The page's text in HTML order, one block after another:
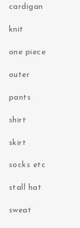
cardigan
knit
one piece
outer
pants
shirt
skirt
socks etc
stall hat
sweat